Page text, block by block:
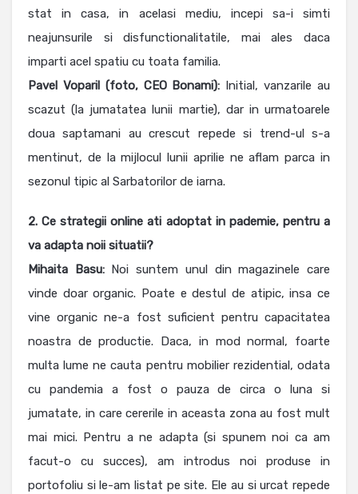
stat in casa, in acelasi mediu, incepi sa-i simti
neajunsurile si disfunctionalitatile, mai ales daca
imparti acel spatiu cu toata familia.
Pavel Voparil (foto, CEO Bonami): Initial, vanzarile au
scazut (la jumatatea lunii martie), dar in urmatoarele
doua saptamani au crescut repede si trend-ul s-a
mentinut, de la mijlocul lunii aprilie ne aflam parca in
sezonul tipic al Sarbatorilor de iarna.
2. Ce strategii online ati adoptat in pademie, pentru a
va adapta noii situatii?
Mihaita Basu: Noi suntem unul din magazinele care
vinde doar organic. Poate e destul de atipic, insa ce
vine organic ne-a fost suficient pentru capacitatea
noastra de productie. Daca, in mod normal, foarte
multa lume ne cauta pentru mobilier rezidential, odata
cu pandemia a fost o pauza de circa o luna si
jumatate, in care cererile in aceasta zona au fost mult
mai mici. Pentru a ne adapta (si spunem noi ca am
facut-o cu succes), am introdus noi produse in
portofoliu si le-am listat pe site. Ele au si urcat repede